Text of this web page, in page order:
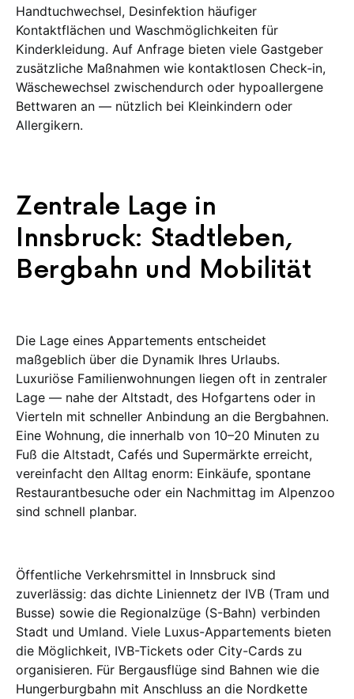
Handtuchwechsel, Desinfektion häufiger
Kontaktflächen und Waschmöglichkeiten für
Kinderkleidung. Auf Anfrage bieten viele Gastgeber
zusätzliche Maßnahmen wie kontaktlosen Check‑in,
Wäschewechsel zwischendurch oder hypoallergene
Bettwaren an — nützlich bei Kleinkindern oder
Allergikern.
Zentrale Lage in
Innsbruck: Stadtleben,
Bergbahn und Mobilität
Die Lage eines Appartements entscheidet
maßgeblich über die Dynamik Ihres Urlaubs.
Luxuriöse Familienwohnungen liegen oft in zentraler
Lage — nahe der Altstadt, des Hofgartens oder in
Vierteln mit schneller Anbindung an die Bergbahnen.
Eine Wohnung, die innerhalb von 10–20 Minuten zu
Fuß die Altstadt, Cafés und Supermärkte erreicht,
vereinfacht den Alltag enorm: Einkäufe, spontane
Restaurantbesuche oder ein Nachmittag im Alpenzoo
sind schnell planbar.
Öffentliche Verkehrsmittel in Innsbruck sind
zuverlässig: das dichte Liniennetz der IVB (Tram und
Busse) sowie die Regionalzüge (S-Bahn) verbinden
Stadt und Umland. Viele Luxus-Appartements bieten
die Möglichkeit, IVB-Tickets oder City-Cards zu
organisieren. Für Bergausflüge sind Bahnen wie die
Hungerburgbahn mit Anschluss an die Nordkette